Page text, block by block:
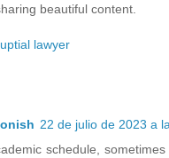
beautiful content.
lawyer
22 de julio de 2023 a
schedule,